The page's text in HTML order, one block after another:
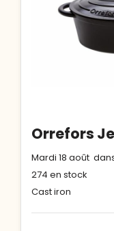
Mardi 18 août
274 en stock
Cast iron